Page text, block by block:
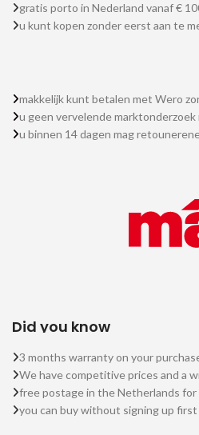
gratis porto in Nederland vanaf €
u kunt kopen zonder eerst aan te
makkelijk kunt betalen met Wero
u geen vervelende
u binnen 14 dagen mag
Did you know
3 months warranty on your
We have competitive prices and a
free postage in the Netherlands
you can buy without signing up